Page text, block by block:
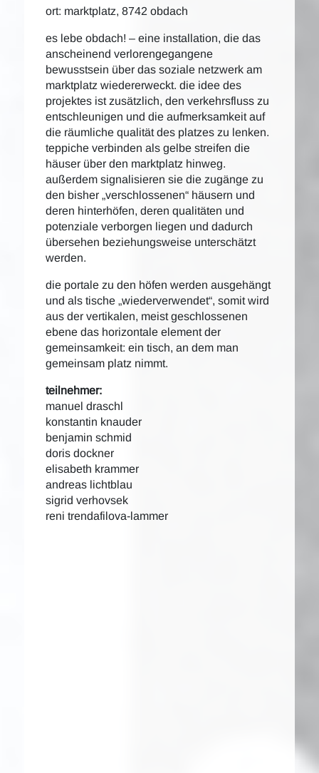
ort: marktplatz, 8742 obdach
es lebe obdach! – eine installation, die das
anscheinend verlorengegangene
bewusstsein über das soziale netzwerk am
marktplatz wiedererweckt. die idee des
projektes ist zusätzlich, den verkehrsfluss zu
entschleunigen und die aufmerksamkeit auf
die räumliche qualität des platzes zu lenken.
teppiche verbinden als gelbe streifen die
häuser über den marktplatz hinweg.
außerdem signalisieren sie die zugänge zu
den bisher „verschlossenen“ häusern und
deren hinterhöfen, deren qualitäten und
potenziale verborgen liegen und dadurch
übersehen beziehungsweise unterschätzt
werden.
die portale zu den höfen werden ausgehängt
und als tische „wiederverwendet“, somit wird
aus der vertikalen, meist geschlossenen
ebene das horizontale element der
gemeinsamkeit: ein tisch, an dem man
gemeinsam platz nimmt.
teilnehmer:
manuel draschl
konstantin knauder
benjamin schmid
doris dockner
elisabeth krammer
andreas lichtblau
sigrid verhovsek
reni trendafilova-lammer